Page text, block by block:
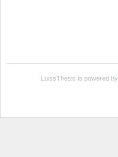
LuissThesis is powered by